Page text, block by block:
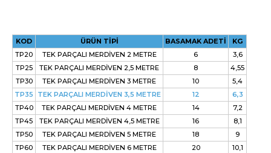
KOD ÜRÜN TİPİ BASAMAK ADETİ
KG
TP20
TEK PARÇALI MERDİVEN 2 METRE 6
3,6
TP25
TEK PARÇALI MERDİVEN 2,5 METRE 8
4,55
TP30
TEK PARÇALI MERDİVEN 3 METRE 10
5,4
TP35
TEK PARÇALI MERDİVEN 3,5 METRE 12
6,3
TP40
TEK PARÇALI MERDİVEN 4 METRE 14
7,2
TP45
TEK PARÇALI MERDİVEN 4,5 METRE 16
8,1
TP50
TEK PARÇALI MERDİVEN 5 METRE 18
9
TP60
TEK PARÇALI MERDİVEN 6 METRE 20 10,1